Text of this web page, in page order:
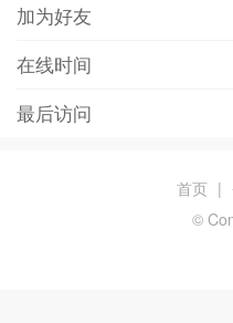
加为好友
在线时间
最后访问
首页 |
©